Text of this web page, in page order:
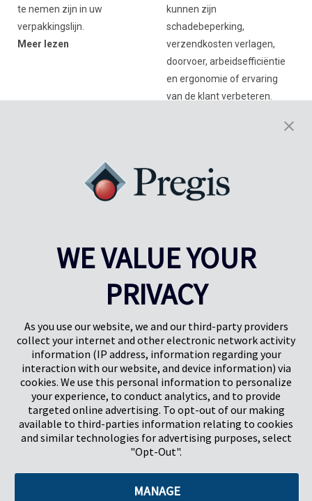
te nemen zijn in uw
verpakkingslijn.
Meer lezen
kunnen zijn
schadebeperking,
verzendkosten verlagen,
doorvoer, arbeidsefficiëntie
en ergonomie of ervaring
van de klant verbeteren.
Hertfordshire, Verenigd Koninkrijk
SG1 2DG
Pregis IQ-center
Park Forum 1053
Nederland
Pregis GmbH
Rheinpromenade 13
40789 Monheim am Rhein
Deutschland
Bestuurders: K.J. Baudhuin, D.K. LaVanWay, L. Darnell
©2026 Pregis LLC. Alle rechten voorbehouden.
WE VALUE YOUR
PRIVACY
As you use our website, we and our third-party providers
collect your internet and other electronic network activity
information (IP address, information regarding your
interaction with our website, and device information) via
cookies. We use this personal information to personalize
your experience, to conduct analytics, and to provide
targeted online advertising. To opt-out of our making
available to third-parties information relating to cookies
and similar technologies for advertising purposes, select
"Opt-Out".
MANAGE